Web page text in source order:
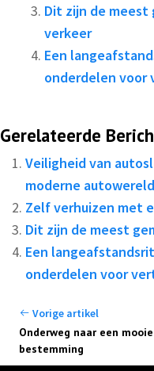
Dit zijn de
verkeer
Een
onderdelen voor
Gerelateerde
Veiligheid van
moderne autowereld
Zelf verhuizen met
Dit zijn de meest
Een
onderdelen voor
Vorige artikel
Onderweg naar een mooie
bestemming